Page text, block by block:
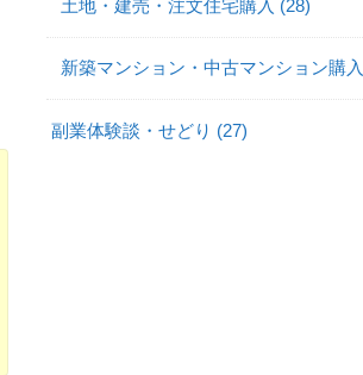
土地・建売・注文住宅購入 (28)
新築マンション・中古マンション購入
副業体験談・せどり (27)